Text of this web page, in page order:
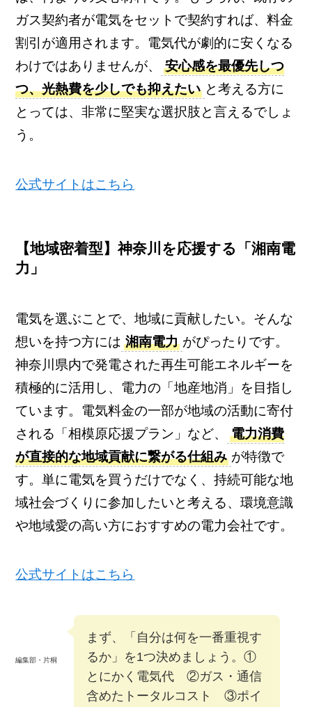
ガス契約者が電気をセットで契約すれば、料金
割引が適用されます。電気代が劇的に安くなる
わけではありませんが、
安心感を最優先しつ
つ、光熱費を少しでも抑えたい と考える方に
とっては、非常に堅実な選択肢と言えるでしょ
う。
公式サイトはこちら
【地域密着型】神奈川を応援する「湘南電
力」
電気を選ぶことで、地域に貢献したい。そんな
想いを持つ方には 湘南電力 がぴったりです。
神奈川県内で発電された再生可能エネルギーを
積極的に活用し、電力の「地産地消」を目指し
ています。電気料金の一部が地域の活動に寄付
される「相模原応援プラン」など、
電力消費
が直接的な地域貢献に繋がる仕組み が特徴で
す。単に電気を買うだけでなく、持続可能な地
域社会づくりに参加したいと考える、環境意識
や地域愛の高い方におすすめの電力会社です。
公式サイトはこちら
編集部・片桐
まず、「自分は何を一番重視す
るか」を1つ決めましょう。①
とにかく電気代 ②ガス・通信
含めたトータルコスト ③ポイ